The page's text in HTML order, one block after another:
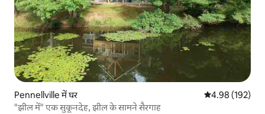
Pennellville में घर औसत रेटिंग 5 में से
4.98 (192)
"झील में" एक सुकूनदेह, झील के सामने सैरगाह